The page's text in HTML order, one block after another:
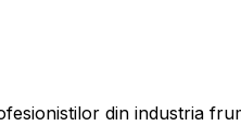
din industria